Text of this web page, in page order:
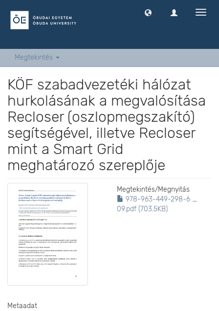
Megtekintés
KÖF szabadvezetéki hálózat
hurkolásának a megvalósítása
Recloser (oszlopmegszakító)
segítségével, illetve Recloser
mint a Smart Grid
meghatározó szereplője
Megtekintés/Megnyitás
978-963-449-298-6 _
09.pdf (703.5KB)
Metaadat